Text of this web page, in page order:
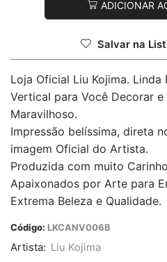
ADICIONAR
Salvar na
Loja Oficial Liu Kojima.
Vertical para Você Decorar
Maravilhoso.
Impressão belíssima, direta
imagem Oficial do Artista.
Produzida com muito
Apaixonados por Arte para
Extrema Beleza e Qualidade.
Código: LKCANV006B
Artista: Liu Kojima